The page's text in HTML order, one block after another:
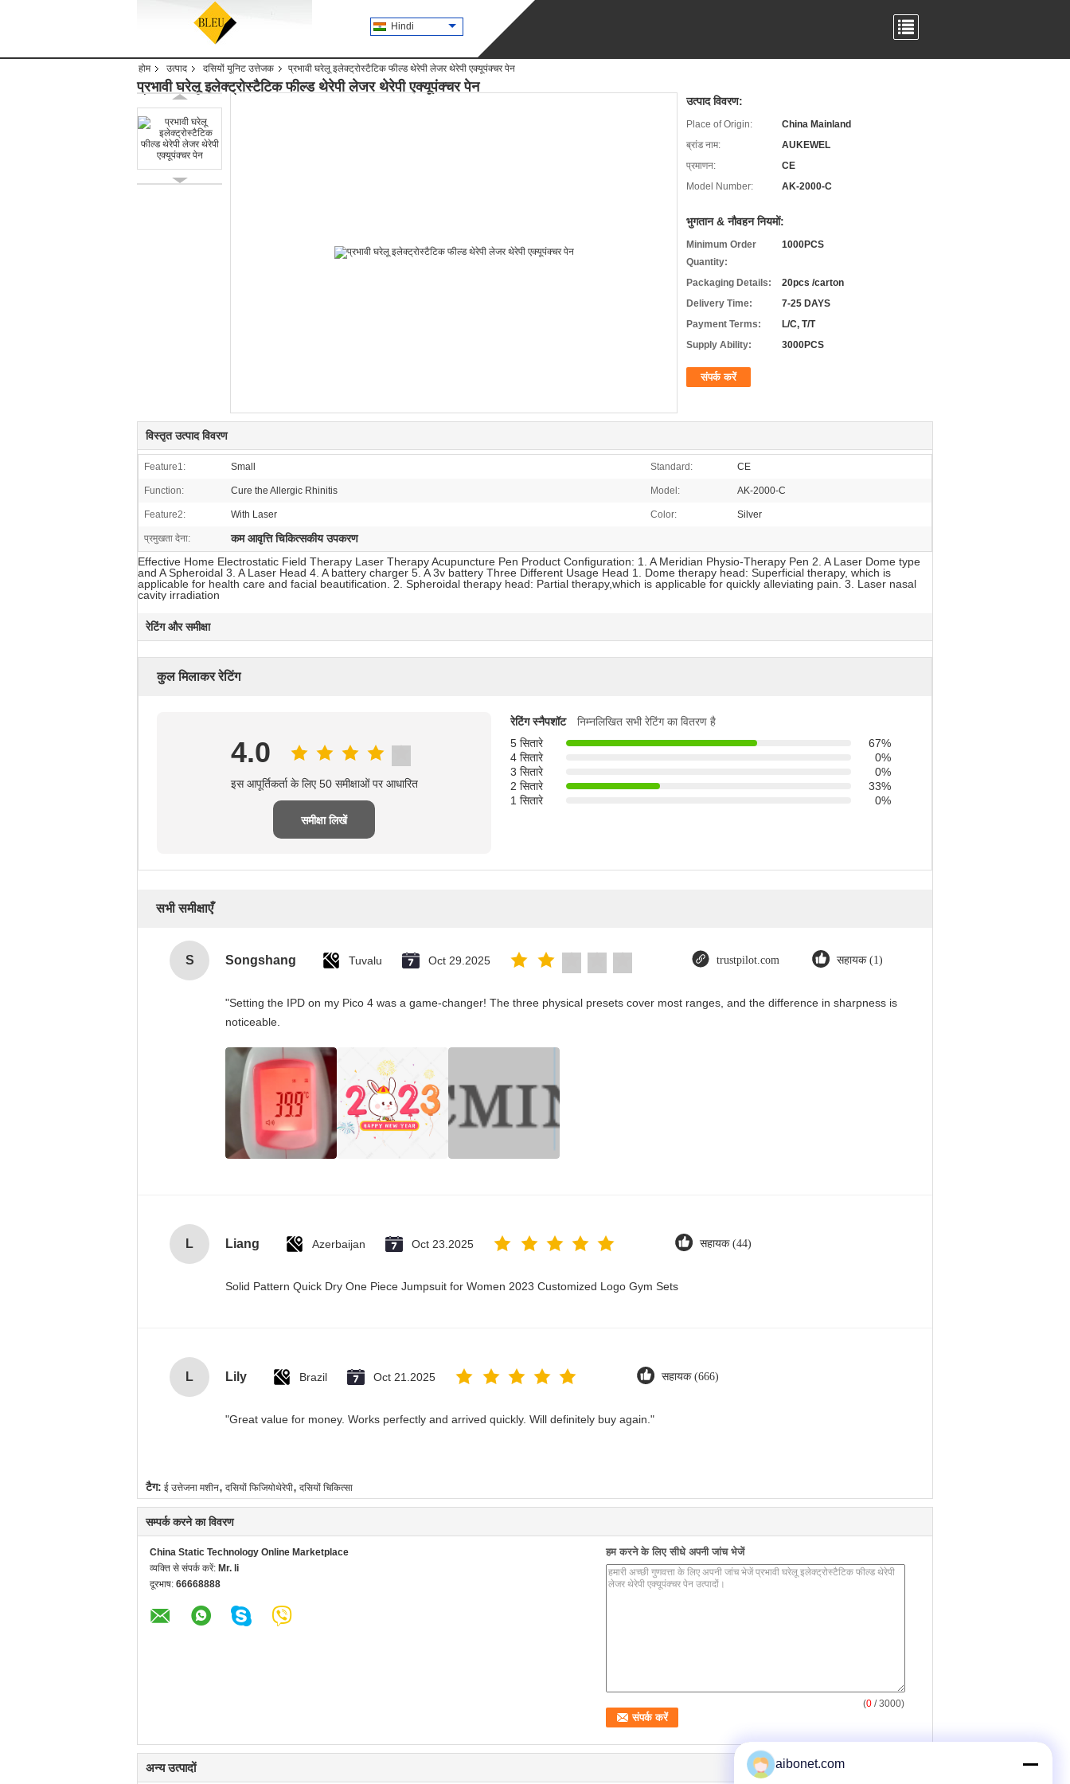
Hindi
होम उत्पाद दसियों यूनिट उत्तेजक प्रभावी घरेलू इलेक्ट्रोस्टैटिक फील्ड थेरेपी लेजर थेरेपी एक्यूपंक्चर पेन
प्रभावी घरेलू इलेक्ट्रोस्टैटिक फील्ड थेरेपी लेजर थेरेपी एक्यूपंक्चर पेन
उत्पाद विवरण:
Place of Origin:
China Mainland
ब्रांड नाम:
AUKEWEL
प्रमाणन:
CE
Model Number:
AK-2000-C
भुगतान & नौवहन नियमों:
Minimum Order
Quantity:
1000PCS
Packaging Details:
20pcs /carton
Delivery Time:
7-25 DAYS
Payment Terms:
L/C, T/T
Supply Ability:
3000PCS
संपर्क करें
विस्तृत उत्पाद विवरण
Feature1: Small Standard: CE
Function: Cure the Allergic Rhinitis Model: AK-2000-C
Feature2: With Laser Color: Silver
प्रमुखता देना:
कम आवृत्ति चिकित्सकीय उपकरण
Effective Home Electrostatic Field Therapy Laser Therapy Acupuncture Pen Product Configuration: 1. A Meridian Physio-Therapy Pen 2. A Laser Dome type
and A Spheroidal 3. A Laser Head 4. A battery charger 5. A 3v battery Three Different Usage Head 1. Dome therapy head: Superficial therapy, which is
applicable for health care and facial beautification. 2. Spheroidal therapy head: Partial therapy,which is applicable for quickly alleviating pain. 3. Laser nasal
cavity irradiation
रेटिंग और समीक्षा
कुल मिलाकर रेटिंग
4.0
इस आपूर्तिकर्ता के लिए 50 समीक्षाओं पर आधारित
समीक्षा लिखें
रेटिंग स्नैपशॉट
निम्नलिखित सभी रेटिंग का वितरण है
5 सितारे
67%
4 सितारे
0%
3 सितारे
0%
2 सितारे
33%
1 सितारे
0%
सभी समीक्षाएँ
S Songshang Tuvalu Oct 29.2025 trustpilot.com सहायक (1)
"Setting the IPD on my Pico 4 was a game-changer! The three physical presets cover most ranges, and the difference in sharpness is
noticeable.
L Liang Azerbaijan Oct 23.2025 सहायक (44)
Solid Pattern Quick Dry One Piece Jumpsuit for Women 2023 Customized Logo Gym Sets
L Lily Brazil Oct 21.2025 सहायक (666)
"Great value for money. Works perfectly and arrived quickly. Will definitely buy again."
टैग: ई उत्तेजना मशीन, दसियों फिजियोथेरेपी, दसियों चिकित्सा
सम्पर्क करने का विवरण
China Static Technology Online Marketplace
व्यक्ति से संपर्क करें: Mr. li
दूरभाष: 66668888
हम करने के लिए सीधे अपनी जांच भेजें
(0 / 3000)
अन्य उत्पादों aibonet.com